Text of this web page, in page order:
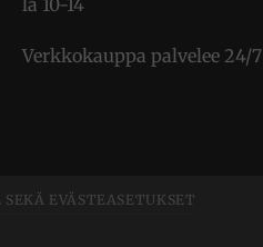
Verkkokauppa palvelee 24/7
EVÄSTEASETUKSET